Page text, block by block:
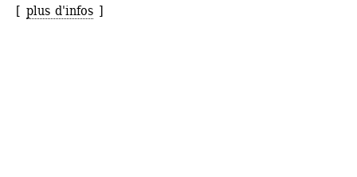
[ plus d'infos ]